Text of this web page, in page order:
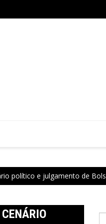
do IBGE tem 9 mil vagas
político e julgamento de